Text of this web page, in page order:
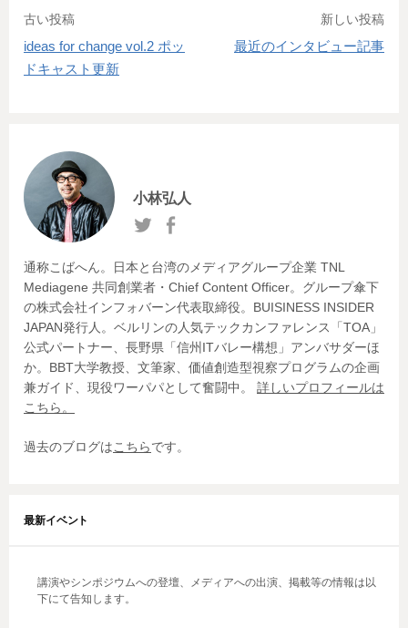
o
k
投
稿
ゲ
ー
シ
ン
古い投稿
ideas for change vol.2 ポッ
ドキャスト更新
新しい投稿
最近のインタビュー記事
小林弘人
通称こばへん。日本と台湾のメディアグループ企業 TNL
Mediagene 共同創業者・Chief Content Officer。グループ傘下
の株式会社インフォバーン代表取締役。BUISINESS INSIDER
JAPAN発行人。ベルリンの人気テックカンファレンス「TOA」
公式パートナー、長野県「信州ITバレー構想」アンバサダーほ
か。BBT大学教授、文筆家、価値創造型視察プログラムの企画
兼ガイド、現役ワーパパとして奮闘中。 詳しいプロフィールは
こちら。
過去のブログはこちらです。
最新イベント
講演やシンポジウムへの登壇、メディアへの出演、掲載等の情報は以
下にて告知します。